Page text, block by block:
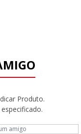
Produto.